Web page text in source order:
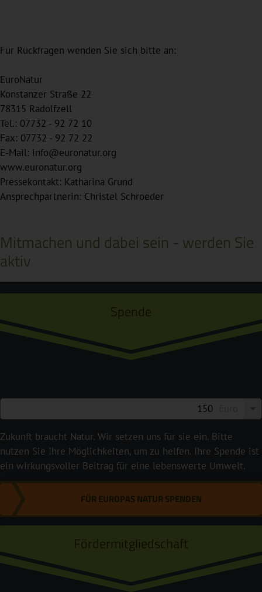
Für Rückfragen wenden Sie sich bitte an:
EuroNatur
Konstanzer Straße 22
78315 Radolfzell
Tel.: 07732 - 92 72 10
Fax: 07732 - 92 72 22
E-Mail: info@euronatur.org
www.euronatur.org
Pressekontakt: Katharina Grund
Ansprechpartnerin: Christel Schroeder
Mitmachen und dabei sein - werden Sie
aktiv
Spende
Zukunft braucht Natur. Wir setzen uns für sie ein. Bitte
nutzen Sie Ihre Möglichkeiten, um zu helfen. Ihre Spende ist
ein wirkungsvoller Beitrag für eine lebenswerte Umwelt.
FÜR EUROPAS NATUR SPENDEN
Fördermitgliedschaft